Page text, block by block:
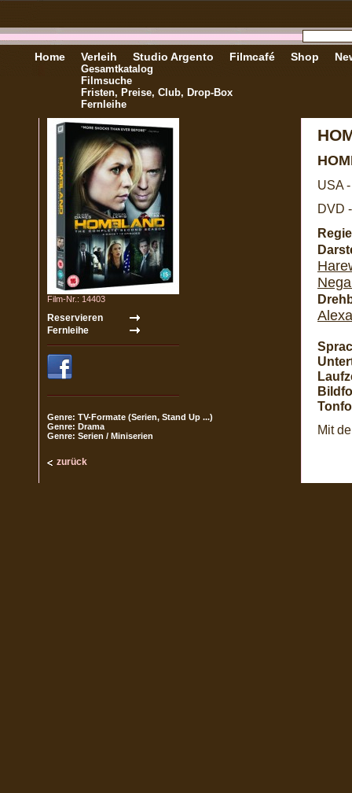
Home Verleih
Gesamtkatalog
Filmsuche
Fristen, Preise, Club, Drop-Box
Fernleihe
Studio Argento Filmcafé Shop
Film-Nr.: 14403
Genre: TV-Formate (Serien, Stand Up ...)
Genre: Drama
Genre: Serien / Miniserien
zurück
USA
DVD
Mit